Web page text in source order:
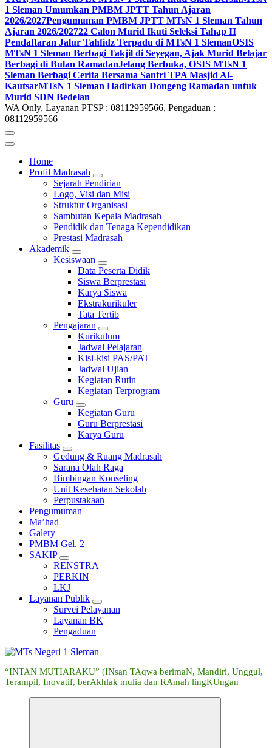
1 Sleman Umumkan PMBM JPTT Tahun Ajaran
2026/2027Pengumuman PMBM JPTT MTsN 1 Sleman Tahun
Ajaran 2026/202722 Calon Murid Ikuti Seleksi Tahap II
Pendaftaran Jalur Tahfidz Terpadu di MTsN 1 SlemanOSIS
MTsN 1 Sleman Berbagi Takjil di Seyegan, Ajak Murid Belajar
Berbagi di Bulan RamadanJelang Berbuka, OSIS MTsN 1
Sleman Berbagi Cerita Bersama Santri TPA Masjid Al-
KautsarMTsN 1 Sleman Hadirkan Dongeng Ramadan untuk
Murid SDN Bedelan
WA Only, Layanan PTSP : 08112959566, Pengaduan :
08112959566
Home
Profil Madrasah
Sejarah Pendirian
Logo, Visi dan Misi
Struktur Organisasi
Sambutan Kepala Madrasah
Pendidik dan Tenaga Kependidikan
Prestasi Madrasah
Akademik
Kesiswaan
Data Peserta Didik
Siswa Berprestasi
Karya Siswa
Ekstrakurikuler
Tata Tertib
Pengajaran
Kurikulum
Jadwal Pelajaran
Kisi-kisi PAS/PAT
Jadwal Ujian
Kegiatan Rutin
Kegiatan Terprogram
Guru
Kegiatan Guru
Guru Berprestasi
Karya Guru
Fasilitas
Gedung & Ruang Madrasah
Sarana Olah Raga
Bimbingan Konseling
Unit Kesehatan Sekolah
Perpustakaan
Pengumuman
Ma’had
Galery
PMBM Gel. 2
SAKIP
RENSTRA
PERKIN
LKJ
Layanan Publik
Survei Pelayanan
Layanan BK
Pengaduan
“INTAN MUTIARAKU” (INsan TAqwa berimaN, Mandiri, Unggul,
Terampil, Inovatif, berAkhlak mulia dan RAmah lingKUngan